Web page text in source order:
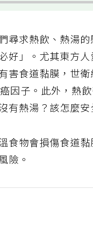
尋求熱飲、熱湯
好」。尤其東方人
害食道黏膜，世衛
因子。此外，熱
有熱湯？該怎麼安
食物會損傷食道
險。